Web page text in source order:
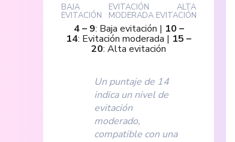
BAJA
EVITACIÓN
EVITACIÓN
MODERADA
ALTA
EVITACIÓN
4– 9: Baja evitación | 10 –
14: Evitación moderada | 15 –
20: Alta evitación
Un puntaje de 14
indica un nivel de
evitación
moderado,
compatible con una